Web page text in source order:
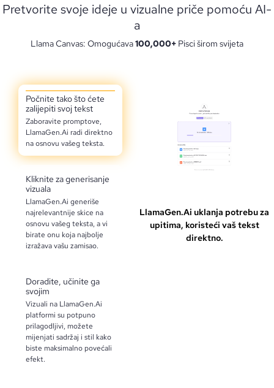
Pretvorite svoje ideje u vizualne priče pomoću AI-
a
Llama Canvas: Omogućava100,000+ Pisci širom svijeta
Počnite tako što ćete
zalijepiti svoj tekst
Zaboravite promptove,
LlamaGen.Ai radi direktno
na osnovu vašeg teksta.
Kliknite za generisanje
vizuala
LlamaGen.Ai generiše
najrelevantnije skice na
osnovu vašeg teksta, a vi
birate onu koja najbolje
izražava vašu zamisao.
Doradite, učinite ga
svojim
Vizuali na LlamaGen.Ai
platformi su potpuno
prilagodljivi, možete
mijenjati sadržaj i stil kako
biste maksimalno povećali
efekt.
LlamaGen.Ai uklanja potrebu za
upitima, koristeći vaš tekst
direktno.